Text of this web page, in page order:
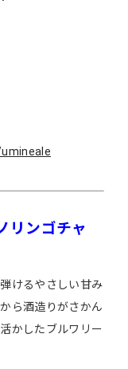
リンゴチャ
けるやさしい甘み
ら酒造りがさかん
かしたブルワリー